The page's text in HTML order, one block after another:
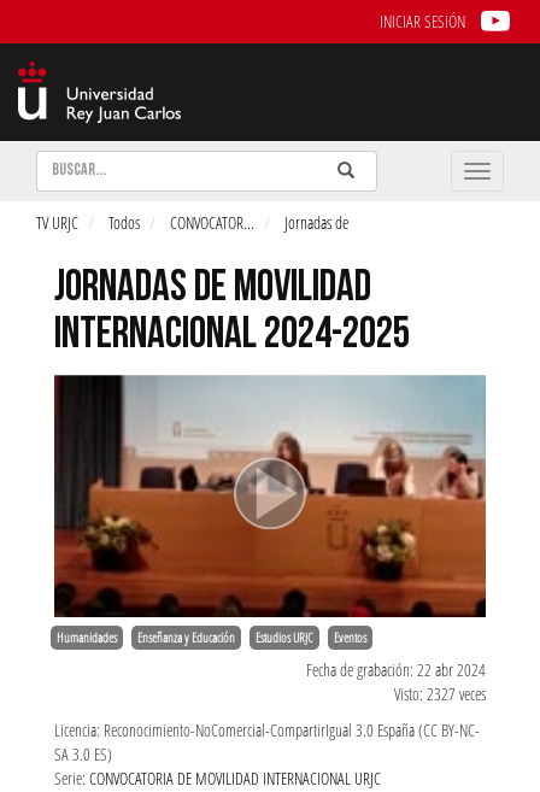
INICIAR SESIÓN
Buscar Enviar
Buscar
Toggle
TV URJC Todos CONVOCATOR... Jornadas de
JORNADAS DE MOVILIDAD
INTERNACIONAL 2024-2025
Humanidades Enseñanza y Educación Estudios URJC Eventos
Fecha de grabación: 22 abr 2024
Visto: 2327 veces
Licencia: Reconocimiento-NoComercial-CompartirIgual 3.0 España (CC BY-NC-
SA 3.0 ES)
Serie: CONVOCATORIA DE MOVILIDAD INTERNACIONAL URJC